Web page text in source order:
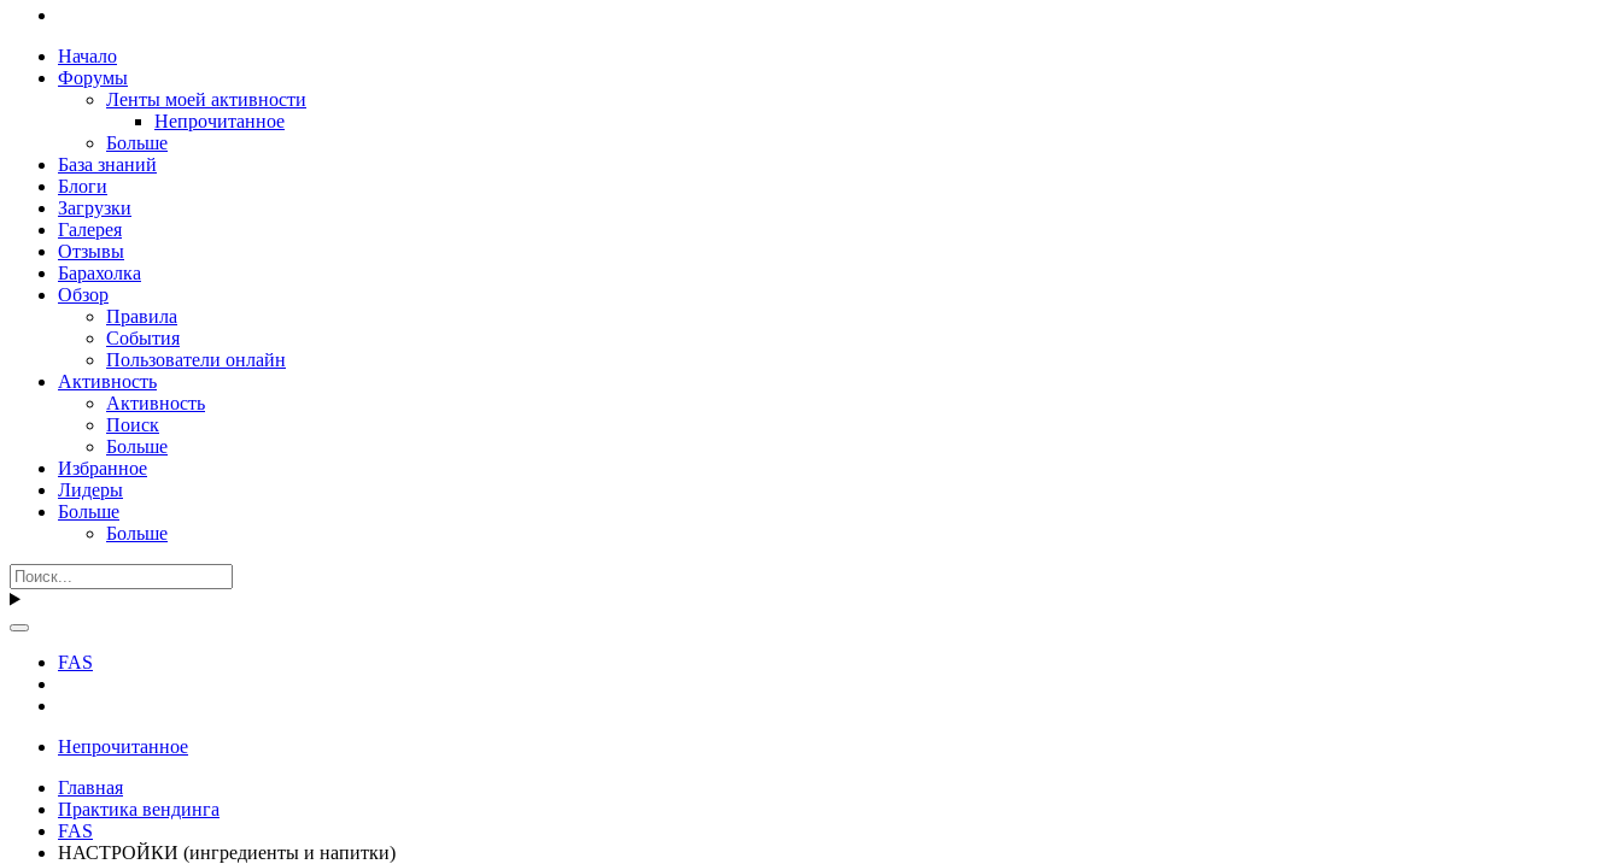
Начало
Форумы
Ленты моей активности
Непрочитанное
Больше
База знаний
Блоги
Загрузки
Галерея
Отзывы
Барахолка
Обзор
Правила
События
Пользователи онлайн
Активность
Активность
Поиск
Больше
Избранное
Лидеры
Больше
Больше
FAS
Непрочитанное
Главная
Практика вендинга
FAS
НАСТРОЙКИ (ингредиенты и напитки)